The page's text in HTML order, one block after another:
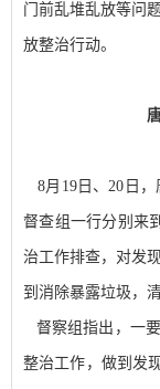
门前乱堆乱放等问
放整治行动。
8月19日、20日，
督查组一行分别来
治工作排查，对发
到消除暴露垃圾，
督察组指出，一
整治工作，做到发